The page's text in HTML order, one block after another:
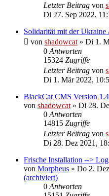
Letzter Beitrag von
Di 27. Sep 2022,
Solidarität mit der
von shadowcat » Di 1.
0 Antworten
15324 Zugriffe
Letzter Beitrag von
Di 1. Mär 2022,
BlackCat CMS Version 1.4
von shadowcat » Di 28.
0 Antworten
14815 Zugriffe
Letzter Beitrag von
Di 28. Dez 2021,
Frische Installation --> Log
von Morpheus » Do 2.
(archiviert)
0 Antworten